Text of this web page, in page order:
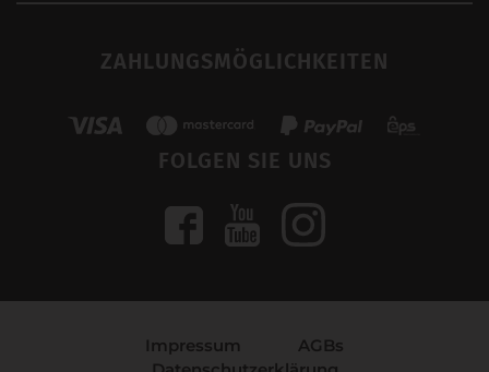
ZAHLUNGSMÖGLICHKEITEN
FOLGEN SIE UNS
Impressum
AGBs